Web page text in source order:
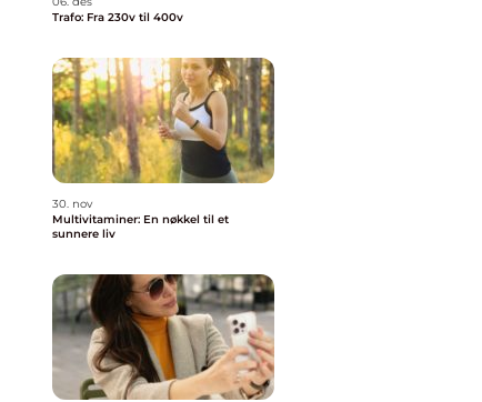
Trafo: Fra 230v til 400v
30. nov
Multivitaminer: En nøkkel til et
sunnere liv